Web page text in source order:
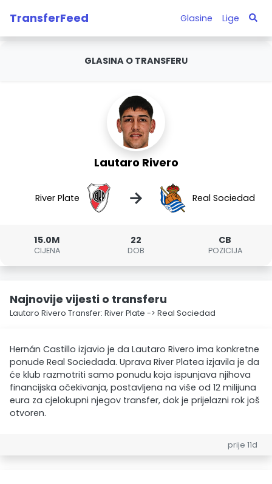
TransferFeed Glasine Lige
GLASINA O TRANSFERU
Lautaro Rivero
River Plate → Real Sociedad
15.0M
CIJENA
22
DOB
CB
POZICIJA
Najnovije vijesti o transferu
Lautaro Rivero Transfer: River Plate -> Real Sociedad
Hernán Castillo izjavio je da Lautaro Rivero ima konkretne
ponude Real Sociedada. Uprava River Platea izjavila je da
će klub razmotriti samo ponudu koja ispunjava njihova
financijska očekivanja, postavljena na više od 12 milijuna
eura za cjelokupni njegov transfer, dok je prijelazni rok još
otvoren.
prije 11d